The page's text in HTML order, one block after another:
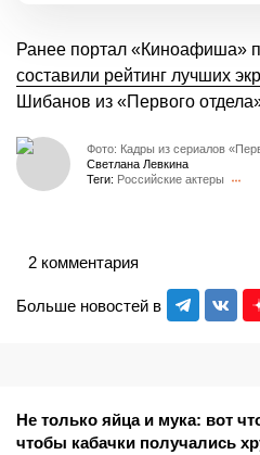
Ранее портал «Киноафиша»
составили рейтинг лучших
Шибанов из «Первого
Фото: Кадры из сериалов
Светлана Левкина
Теги: Российские актеры
Больше новостей в
2 комментария
Не только яйца и мука: вот
чтобы кабачки получались